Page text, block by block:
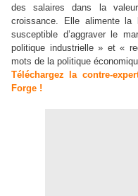
des salaires dans la
croissance. Elle alimente la
susceptible d’aggraver le
politique industrielle » et «
mots de la politique
Téléchargez la contre-
Forge !